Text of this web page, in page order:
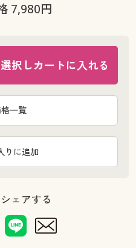
7,980円
択しカートに入れる
りに追加
一覧
ェアする